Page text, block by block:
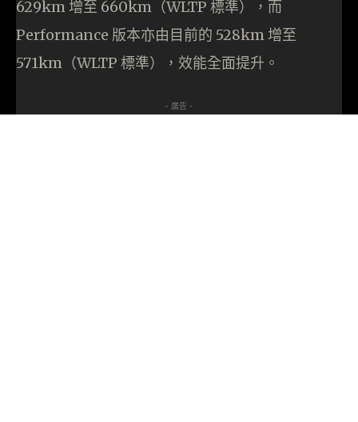
629km 增至 660km（WLTP 標準），而
Performance 版本亦由目前的 528km 增至
571km（WLTP 標準），效能全面提升。
- 廣告 -